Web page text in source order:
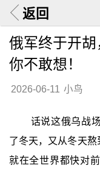
返回
俄军终于开
你不敢想！
2026-06-11 小鸟
话说这俄乌战
了冬天，又从冬天熬
就在全世界都快对